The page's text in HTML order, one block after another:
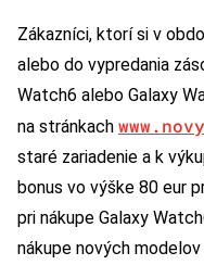
Zákazníci, ktorí si v
alebo do vypredania
Watch6 alebo Galaxy
na stránkach
staré zariadenie a k
bonus vo výške 80 eur
pri nákupe Galaxy
nákupe nových